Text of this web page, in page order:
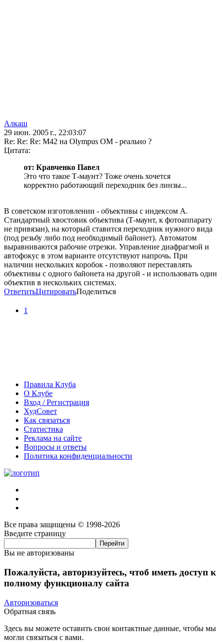
Алкаш
29 июн. 2005 г., 22:03:07
Re: Re: Re: M42 на Olympus OM - реально ?
Цитата:
от: Кравченко Павел
Это что такое Т-маунт? Тоже очень хочется
корректно работающий переходник без линзы...
В советском изготовлении - объективы с индексом А.
Стандартный хвостовик объектива (Т-маунт, к фотоаппарату
не привязан), на который ставится переходник нужного вида
(под резьбу либо под необходимый байонет). Автоматом
выравниваются рабочие отрезки. Управление диафрагмой и
автофокус в этом варианте отсутствуют напрочь. При
наличии нескольких коробок - позволяют переставлять
объективы с одного байонета на другой - и использовать один
объектив в нескольких системах.
ОтветитьЦитироватьПоделиться
1
Правила Клуба
О Клубе
Вход / Регистрация
ХудСовет
Как связаться
Статистика
Реклама на сайте
Вопросы и ответы
Политика конфиденциальности
Все права защищены © 1998-2026
Введите страницу
Вы не авторизованы
Пожалуйста, авторизуйтесь, чтоб иметь доступ к
полному функционалу сайта
Авторизоваться
Обратная связь
Здесь вы можете оставить свои контактные данные, чтобы мы
могли связаться с вами.